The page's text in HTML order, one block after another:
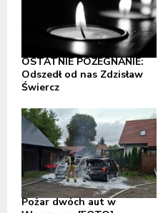
OSTATNIE POŻEGNANIE:
Odszedł od nas Zdzisław
Świercz
Pożar dwóch aut w